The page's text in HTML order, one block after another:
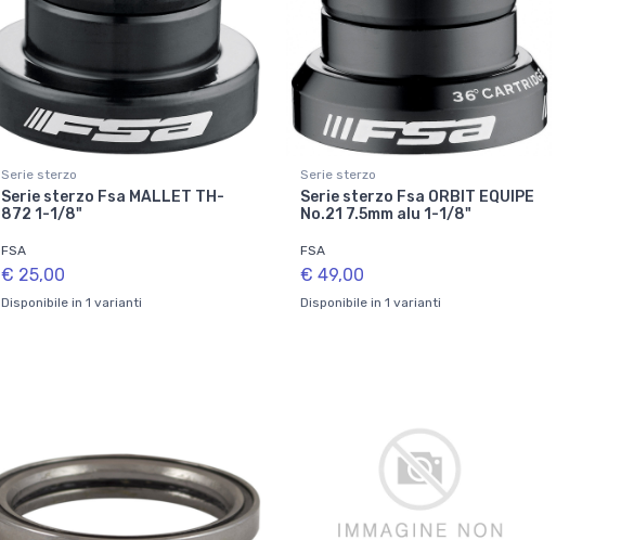
Serie sterzo
Serie sterzo Fsa MALLET TH-
872 1-1/8"
FSA
€ 25,00
Disponibile in 1 varianti
Serie sterzo
Serie sterzo Fsa ORBIT EQUIPE
No.21 7.5mm alu 1-1/8"
FSA
€ 49,00
Disponibile in 1 varianti